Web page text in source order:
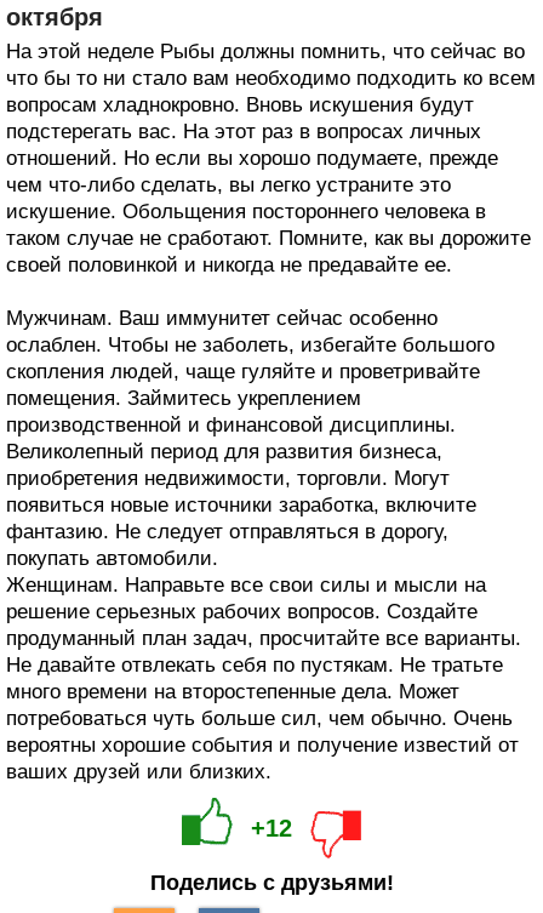
октября
На этой неделе Рыбы должны помнить, что сейчас во
что бы то ни стало вам необходимо подходить ко всем
вопросам хладнокровно. Вновь искушения будут
подстерегать вас. На этот раз в вопросах личных
отношений. Но если вы хорошо подумаете, прежде
чем что-либо сделать, вы легко устраните это
искушение. Обольщения постороннего человека в
таком случае не сработают. Помните, как вы дорожите
своей половинкой и никогда не предавайте ее.
Мужчинам. Ваш иммунитет сейчас особенно
ослаблен. Чтобы не заболеть, избегайте большого
скопления людей, чаще гуляйте и проветривайте
помещения. Займитесь укреплением
производственной и финансовой дисциплины.
Великолепный период для развития бизнеса,
приобретения недвижимости, торговли. Могут
появиться новые источники заработка, включите
фантазию. Не следует отправляться в дорогу,
покупать автомобили.
Женщинам. Направьте все свои силы и мысли на
решение серьезных рабочих вопросов. Создайте
продуманный план задач, просчитайте все варианты.
Не давайте отвлекать себя по пустякам. Не тратьте
много времени на второстепенные дела. Может
потребоваться чуть больше сил, чем обычно. Очень
вероятны хорошие события и получение известий от
ваших друзей или близких.
+12
Поделись с друзьями!